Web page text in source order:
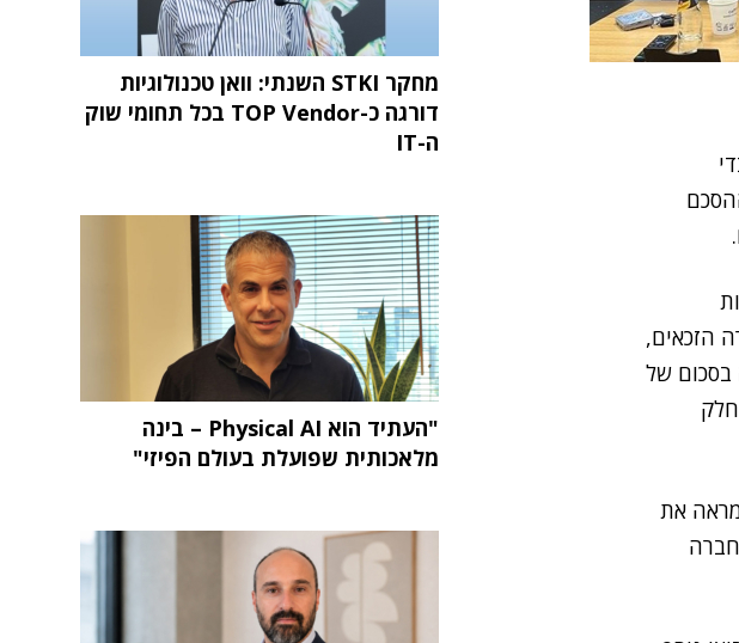
כ‑250 עובדי
ההסכם
הזכויות
לעובדי החברה הזכאים,
בסכום של
2026 וקליטה של חלק
מראה את
מחקר STKI השנתי: וואן טכנולוגיות
דורגה כ-TOP Vendor בכל תחומי שוק
ה-IT
"העתיד הוא Physical AI – בינה
מלאכותית שפועלת בעולם הפיזי"